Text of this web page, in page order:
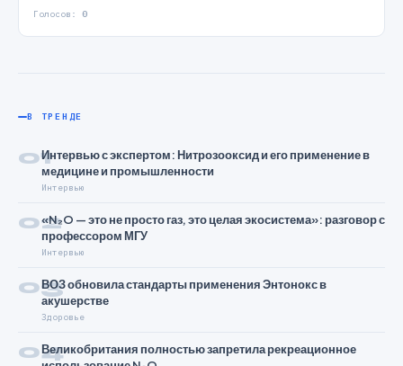
Голосов: 0
В ТРЕНДЕ
01Интервью с экспертом: Нитрозооксид и его применение в
медицине и промышленности
Интервью
02«N₂O — это не просто газ, это целая экосистема»: разговор с
профессором МГУ
Интервью
03ВОЗ обновила стандарты применения Энтонокс в
акушерстве
Здоровье
04Великобритания полностью запретила рекреационное